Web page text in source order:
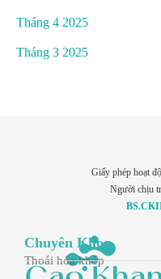
Tháng 4 2025
Tháng 3 2025
Giấy phép hoạt
Người chịu
Chuyên Khoa
Thoái hóa khớp